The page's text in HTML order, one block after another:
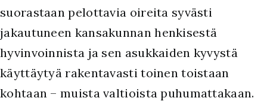
suorastaan pelottavia oireita syvästi
jakautuneen kansakunnan henkisestä
hyvinvoinnista ja sen asukkaiden kyvystä
käyttäytyä rakentavasti toinen toistaan
kohtaan – muista valtioista puhumattakaan.